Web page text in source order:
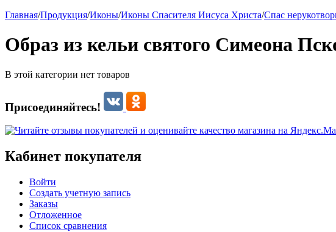
Главная/Продукция/Иконы/Иконы Спасителя Иисуса Христа/Спас
Образ из кельи святого Симеона
В этой категории нет товаров
Присоединяйтесь!
Кабинет покупателя
Войти
Создать учетную запись
Заказы
Отложенное
Список сравнения